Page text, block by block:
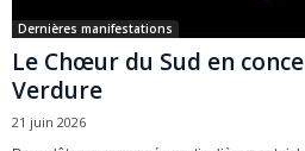
Dernières manifestations
Le Chœur du Sud en
Verdure
21 juin 2026